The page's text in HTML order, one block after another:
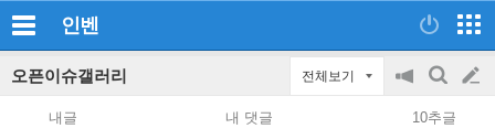
인벤
오픈이슈갤러리 전체보기
공
지
검
색
글
내글 내 댓글 10추글